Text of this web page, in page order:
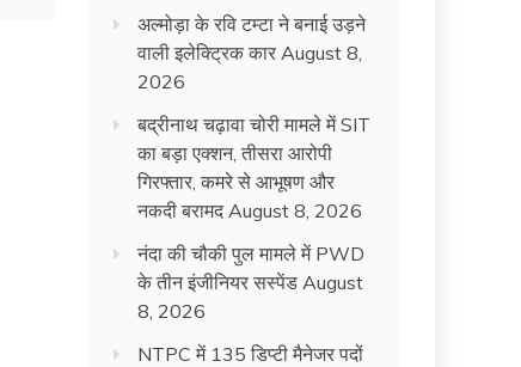
अल्मोड़ा के रवि टम्टा ने बनाई उड़ने
वाली इलेक्ट्रिक कार August 8,
2026
बद्रीनाथ चढ़ावा चोरी मामले में SIT
का बड़ा एक्शन, तीसरा आरोपी
गिरफ्तार, कमरे से आभूषण और
नकदी बरामद August 8, 2026
नंदा की चौकी पुल मामले में PWD
के तीन इंजीनियर सस्पेंड August
8, 2026
NTPC में 135 डिप्टी मैनेजर पदों